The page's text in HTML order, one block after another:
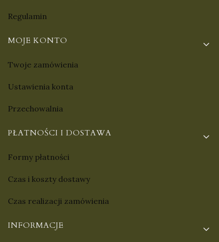
Regulamin
MOJE KONTO
Twoje zamówienia
Ustawienia konta
Przechowalnia
PŁATNOŚCI I DOSTAWA
Formy płatności
Czas i koszty dostawy
Czas realizacji zamówienia
INFORMACJE